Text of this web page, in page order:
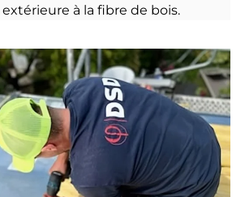
à la fibre de bois.